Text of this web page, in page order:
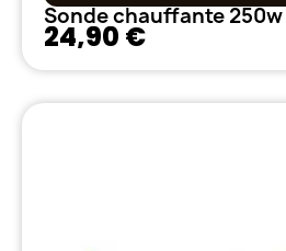
Sonde chauffante 250w
24,90 €